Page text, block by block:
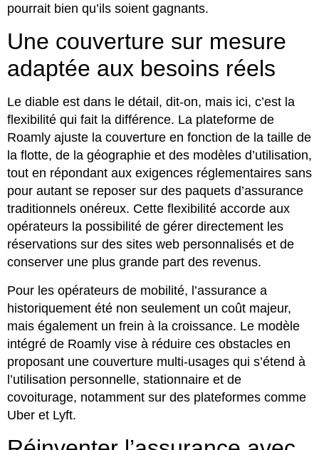
pourrait bien qu’ils soient gagnants.
Une couverture sur mesure
adaptée aux besoins réels
Le diable est dans le détail, dit-on, mais ici, c’est la
flexibilité qui fait la différence. La plateforme de
Roamly ajuste la couverture en fonction de la taille de
la flotte, de la géographie et des modèles d’utilisation,
tout en répondant aux exigences réglementaires sans
pour autant se reposer sur des paquets d’assurance
traditionnels onéreux. Cette flexibilité accorde aux
opérateurs la possibilité de gérer directement les
réservations sur des sites web personnalisés et de
conserver une plus grande part des revenus.
Pour les opérateurs de mobilité, l’assurance a
historiquement été non seulement un coût majeur,
mais également un frein à la croissance. Le modèle
intégré de Roamly vise à réduire ces obstacles en
proposant une couverture multi-usages qui s’étend à
l’utilisation personnelle, stationnaire et de
covoiturage, notamment sur des plateformes comme
Uber et Lyft.